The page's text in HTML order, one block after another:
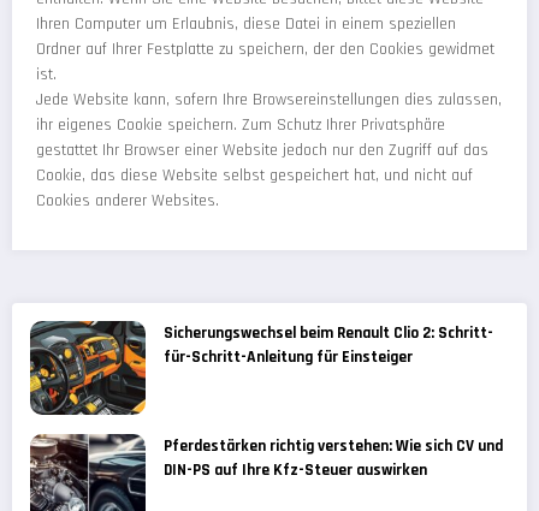
Ihren Computer um Erlaubnis, diese Datei in einem speziellen
Ordner auf Ihrer Festplatte zu speichern, der den Cookies gewidmet
ist.
Jede Website kann, sofern Ihre Browsereinstellungen dies zulassen,
ihr eigenes Cookie speichern. Zum Schutz Ihrer Privatsphäre
gestattet Ihr Browser einer Website jedoch nur den Zugriff auf das
Cookie, das diese Website selbst gespeichert hat, und nicht auf
Cookies anderer Websites.
Sicherungswechsel beim Renault Clio 2: Schritt-
für-Schritt-Anleitung für Einsteiger
Pferdestärken richtig verstehen: Wie sich CV und
DIN-PS auf Ihre Kfz-Steuer auswirken